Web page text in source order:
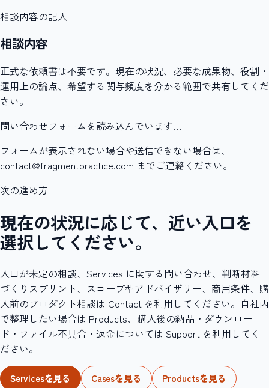
相談内容の記入
相談内容
正式な依頼書は不要です。現在の状況、必要な成果物、役割・
運用上の論点、希望する関与頻度を分かる範囲で共有してくだ
さい。
問い合わせフォームを読み込んでいます…
フォームが表示されない場合や送信できない場合は、
contact@fragmentpractice.com までご連絡ください。
次の進め方
現在の状況に応じて、近い入口を
選択してください。
入口が未定の相談、Services に関する問い合わせ、判断材料
づくりスプリント、スコープ型アドバイザリー、商用条件、購
入前のプロダクト相談は Contact を利用してください。自社内
で整理したい場合は Products、購入後の納品・ダウンロー
ド・ファイル不具合・返金については Support を利用してく
ださい。
Servicesを見る Casesを見る
Productsを見る